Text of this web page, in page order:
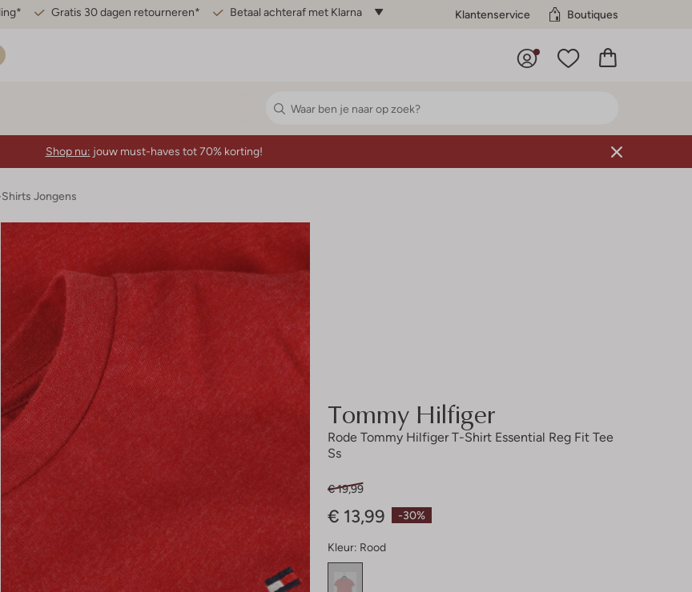
Gratis 30 dagen retourneren* Betaal achteraf met Klarna Klantenservice Boutiques
Shop nu: jouw must-haves tot 70% korting!
Shirts Jongens
Tommy Hilfiger
Rode Tommy Hilfiger T-Shirt Essential Reg Fit Tee
Ss
-30%
€ 19,99
€ 13,99
Kleur: Rood